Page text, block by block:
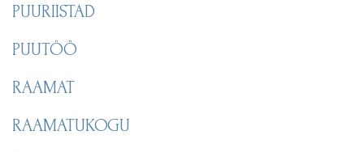
PUURIISTAD
PUUTÖÖ
RAAMAT
RAAMATUKOGU